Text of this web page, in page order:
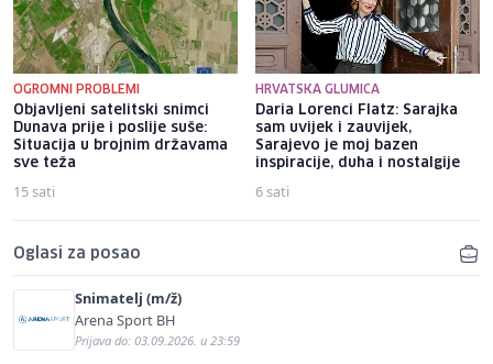
OGROMNI PROBLEMI
Objavljeni satelitski snimci
Dunava prije i poslije suše:
Situacija u brojnim državama
sve teža
15 sati
HRVATSKA GLUMICA
Daria Lorenci Flatz: Sarajka
sam uvijek i zauvijek,
Sarajevo je moj bazen
inspiracije, duha i nostalgije
6 sati
Oglasi za posao
Snimatelj (m/ž)
Arena Sport BH
Prijava do: 03.09.2026. u 23:59